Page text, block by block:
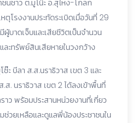
นชาว ต.มูโน๊ะ อ.สุไหง-โกลก
ตุโรงงานประทัดระเบิดเมื่อวันที่ 29
บาดเจ็บและเสียชีวิตเป็นจำนวน
ละทรัพย์สินเสียหายในวงกว้าง
ะ บีลา ส.ส.นราธิวาส เขต 3 และ
.ส. นราธิวาส เขต 2 ได้ลงเข้าพื้นที่
าว พร้อมประสานหน่วยงานที่เกี่ยว
วยเหลือและดูแลพี่น้องประชาชนใน